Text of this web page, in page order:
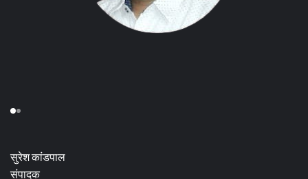
सुरेश कांडपाल
संपादक